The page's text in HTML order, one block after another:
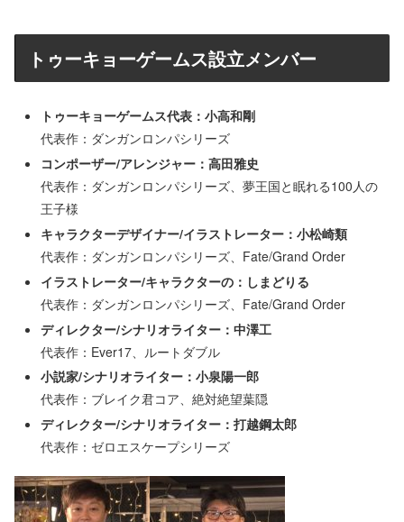
トゥーキョーゲームス設立メンバー
トゥーキョーゲームス代表：小高和剛
代表作：ダンガンロンパシリーズ
コンポーザー/アレンジャー：高田雅史
代表作：ダンガンロンパシリーズ、夢王国と眠れる100人の
王子様
キャラクターデザイナー/イラストレーター：小松崎類
代表作：ダンガンロンパシリーズ、Fate/Grand Order
イラストレーター/キャラクターの：しまどりる
代表作：ダンガンロンパシリーズ、Fate/Grand Order
ディレクター/シナリオライター：中澤工
代表作：Ever17、ルートダブル
小説家/シナリオライター：小泉陽一郎
代表作：ブレイク君コア、絶対絶望葉隠
ディレクター/シナリオライター：打越鋼太郎
代表作：ゼロエスケープシリーズ